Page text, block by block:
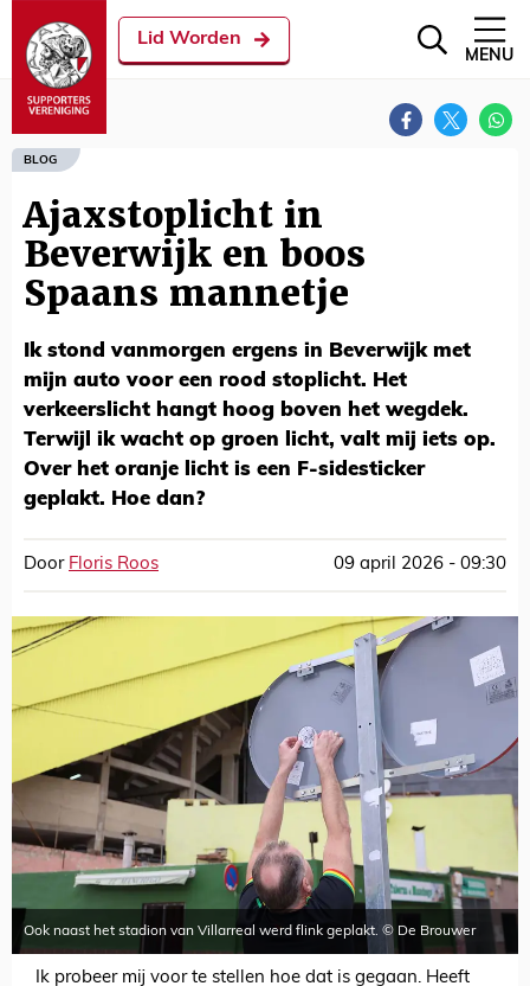
Lid Worden
MENU
BLOG
Ajaxstoplicht in
Beverwijk en boos
Spaans mannetje
Ik stond vanmorgen ergens in Beverwijk met
mijn auto voor een rood stoplicht. Het
verkeerslicht hangt hoog boven het wegdek.
Terwijl ik wacht op groen licht, valt mij iets op.
Over het oranje licht is een F-sidesticker
geplakt. Hoe dan?
Door Floris Roos 09 april 2026 - 09:30
Ook naast het stadion van Villarreal werd flink geplakt. © De Brouwer
Ik probeer mij voor te stellen hoe dat is gegaan. Heeft